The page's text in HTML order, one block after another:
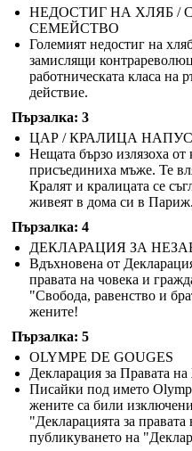
НЕДОСТИГ НА ХЛЯБ /
СЕМЕЙСТВО
Големият недостиг на
замислящи
работническата класа на
действие.
Пързалка: 3
ЦАР / КРАЛИЦА
Нещата бързо излязоха
присъединиха мъже. Те
Кралят и кралицата се
живеят в дома си в
Пързалка: 4
ДЕКЛАРАЦИЯ ЗА
Вдъхновена от
правата на човека и
"Свобода, равенство и
жените!
Пързалка: 5
OLYMPE DE GOUGES
Декларация за Правата
Писайки под името
жените са били
"Декларацията за
публикуването на